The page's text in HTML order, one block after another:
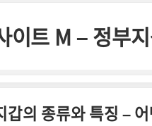
이트 M – 정부
갑의 종류와 특징 –